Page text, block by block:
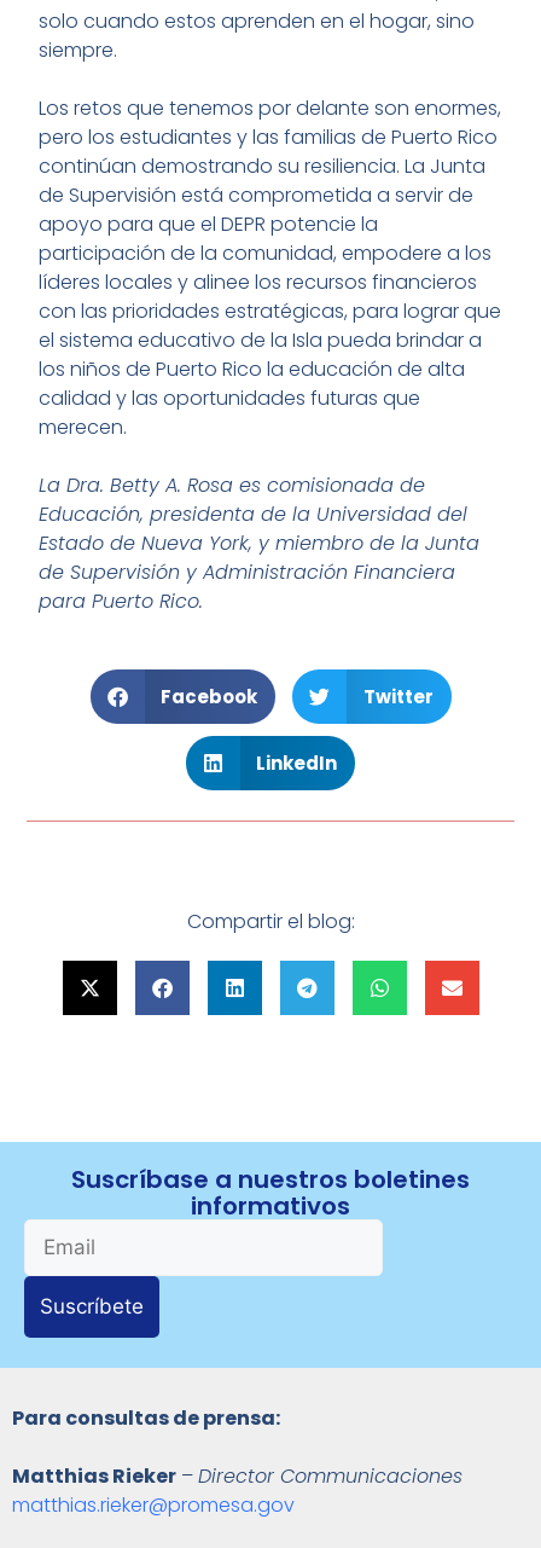
solo cuando estos aprenden en el hogar, sino
siempre.
Los retos que tenemos por delante son enormes,
pero los estudiantes y las familias de Puerto Rico
continúan demostrando su resiliencia. La Junta
de Supervisión está comprometida a servir de
apoyo para que el DEPR potencie la
participación de la comunidad, empodere a los
líderes locales y alinee los recursos financieros
con las prioridades estratégicas, para lograr que
el sistema educativo de la Isla pueda brindar a
los niños de Puerto Rico la educación de alta
calidad y las oportunidades futuras que
merecen.
La Dra. Betty A. Rosa es comisionada de
Educación, presidenta de la Universidad del
Estado de Nueva York, y miembro de la Junta
de Supervisión y Administración Financiera
para Puerto Rico.
Facebook Twitter
LinkedIn
Compartir el blog:
Suscríbase a nuestros boletines
informativos
Suscríbete
Para consultas de prensa:
Matthias Rieker –Director Communicaciones
matthias.rieker@promesa.gov